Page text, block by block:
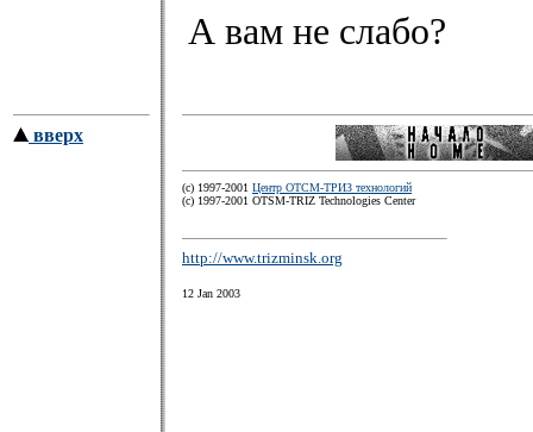
А вам не слабо?
вверх
(c) 1997-2001 Центр ОТСМ-ТРИЗ технологий
(с) 1997-2001 OTSM-TRIZ Technologies Center
http://www.trizminsk.org
12 Jan 2003